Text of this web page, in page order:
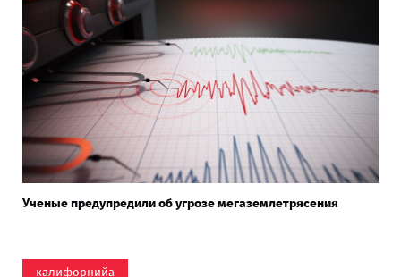
Ученые предупредили об угрозе мегаземлетрясения
калифорнийа